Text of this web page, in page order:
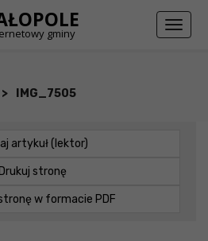
gminy
Toggle
> IMG_7505
artykuł (lektor)
Drukuj stronę
w formacie PDF